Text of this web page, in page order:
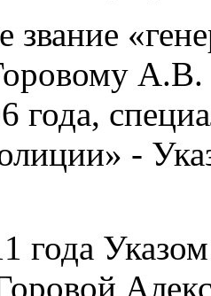
звание
года,
-
года